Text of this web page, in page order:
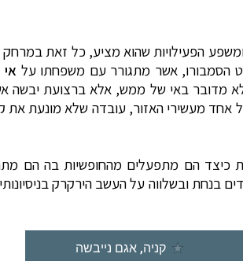
הסמבורו, אשר מתגורר עם משפחתו על אי
מדובר באי של ממש, אלא ברצועת יבשה
אחד מעשירי האזור, עובדה שלא מונעת את
כיצד הם מתפעלים מהחופשיות בה הם
בנחת ובשלווה על העשב הירקרק